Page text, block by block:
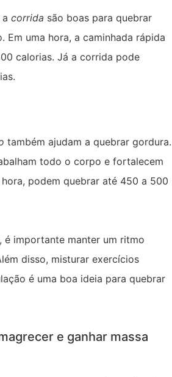
corrida são boas para quebrar
Em uma hora, a caminhada rápida
calorias. Já a corrida pode
também ajudam a quebrar gordura.
todo o corpo e fortalecem
podem quebrar até 450 a 500
é importante manter um ritmo
disso, misturar exercícios
é uma boa ideia para quebrar
e ganhar massa